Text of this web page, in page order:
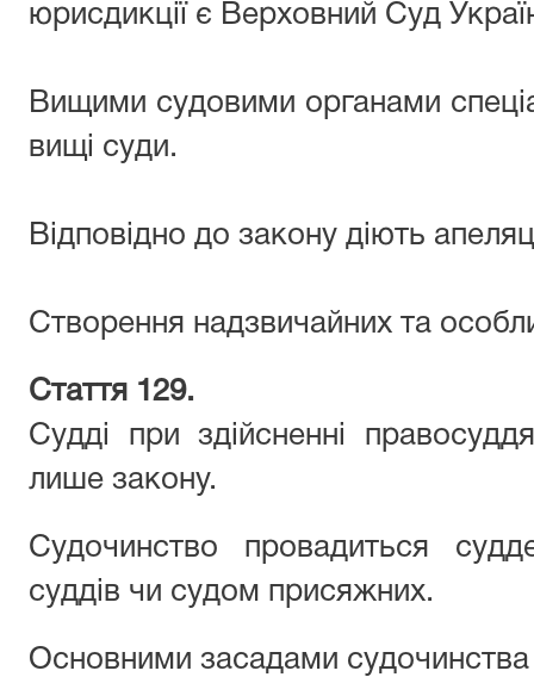
юрисдикції є Верховний Суд
Вищими судовими органами
вищі суди.
Відповідно до закону діють
Створення надзвичайних та
Стаття 129.
Судді при здійсненні
лише закону.
Судочинство провадиться
суддів чи судом присяжних.
Основними засадами судочинства